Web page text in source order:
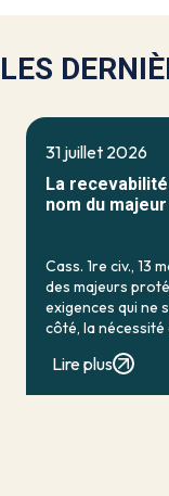
LES
31 juillet 2026
La
nom du
Cass. 1re civ., 13
des majeurs
exigences qui ne
côté, la
Lire plus